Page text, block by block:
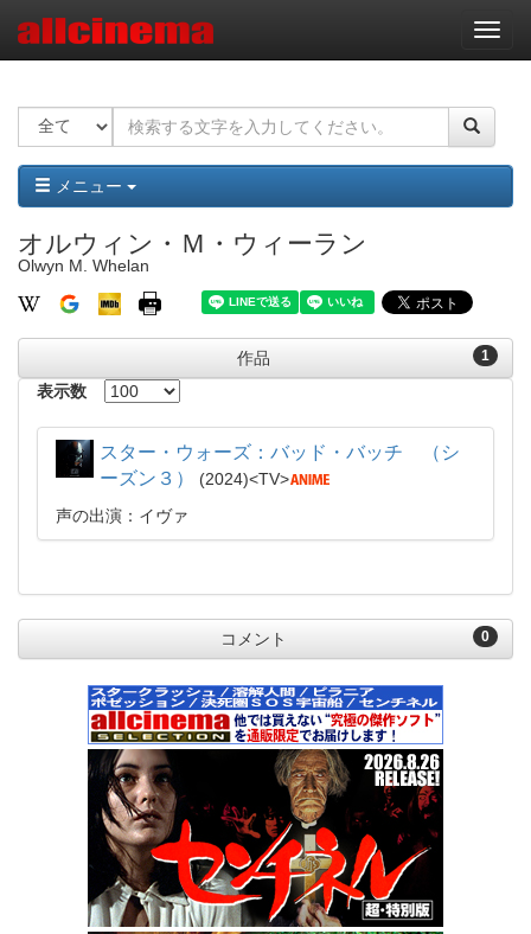
ナ
ビ
ー
ョ
ン
メニュー
オルウィン・Ｍ・ウィーラン
Olwyn M. Whelan
1
作品
表示数
スター・ウォーズ：バッド・バッチ （シ
ーズン３）
2024
TV
声の出演：イヴァ
0
コメント